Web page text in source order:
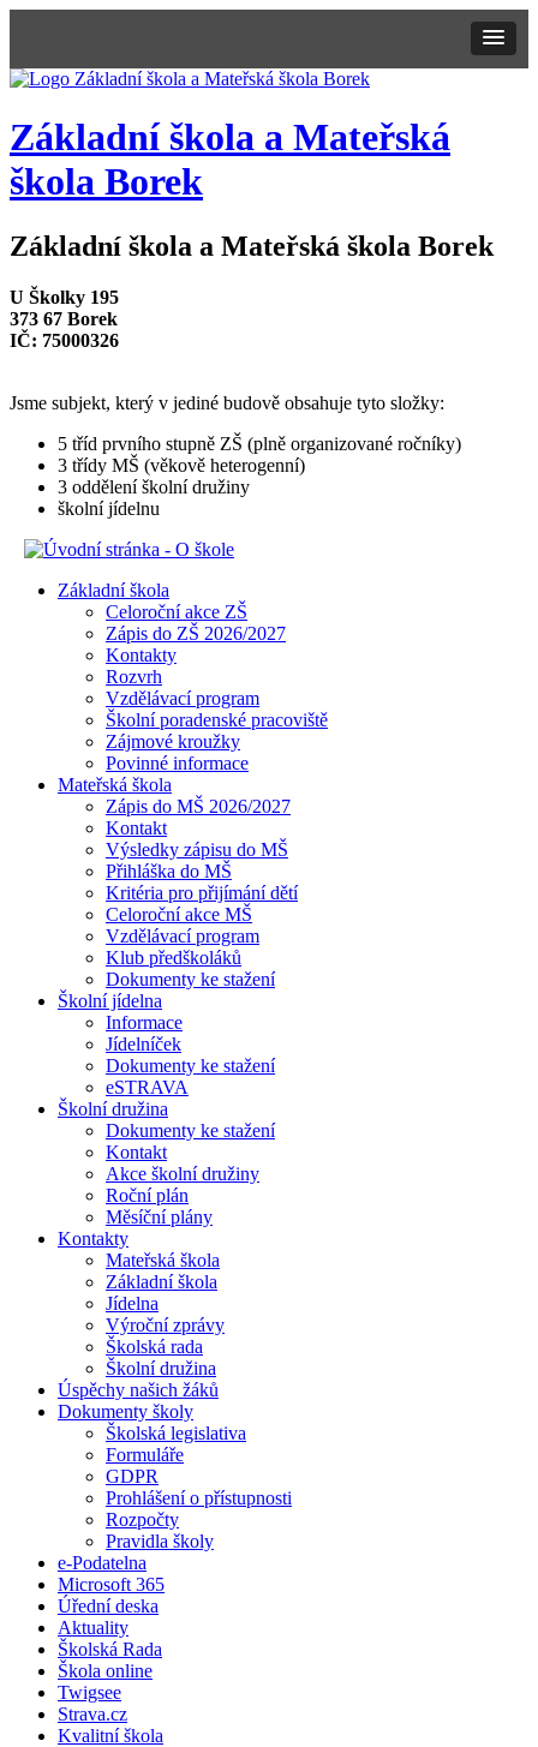
Základní škola a Mateřská
škola Borek
Základní škola a Mateřská škola Borek
U Školky 195
373 67 Borek
IČ: 75000326
Jsme subjekt, který v jediné budově obsahuje tyto složky:
5 tříd prvního stupně ZŠ (plně organizované ročníky)
3 třídy MŠ (věkově heterogenní)
3 oddělení školní družiny
školní jídelnu
Základní škola
Celoroční akce ZŠ
Zápis do ZŠ 2026/2027
Kontakty
Rozvrh
Vzdělávací program
Školní poradenské pracoviště
Zájmové kroužky
Povinné informace
Mateřská škola
Zápis do MŠ 2026/2027
Kontakt
Výsledky zápisu do MŠ
Přihláška do MŠ
Kritéria pro přijímání dětí
Celoroční akce MŠ
Vzdělávací program
Klub předškoláků
Dokumenty ke stažení
Školní jídelna
Informace
Jídelníček
Dokumenty ke stažení
eSTRAVA
Školní družina
Dokumenty ke stažení
Kontakt
Akce školní družiny
Roční plán
Měsíční plány
Kontakty
Mateřská škola
Základní škola
Jídelna
Výroční zprávy
Školská rada
Školní družina
Úspěchy našich žáků
Dokumenty školy
Školská legislativa
Formuláře
GDPR
Prohlášení o přístupnosti
Rozpočty
Pravidla školy
e-Podatelna
Microsoft 365
Úřední deska
Aktuality
Školská Rada
Škola online
Twigsee
Strava.cz
Kvalitní škola